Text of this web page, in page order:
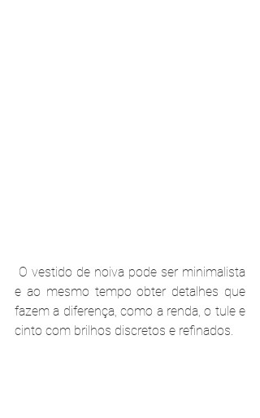
e ao mesmo tempo obter detalhes que
fazem a diferença, como a renda, o tule e
cinto com brilhos discretos e refinados.